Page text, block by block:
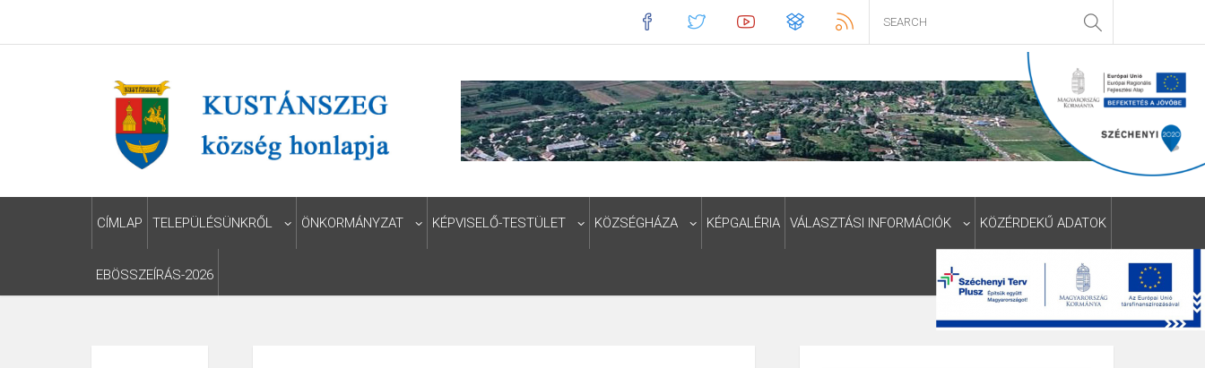
CÍMLAP TELEPÜLÉSÜNKRŐL ÖNKORMÁNYZAT KÉPVISELŐ-TESTÜLET KÖZSÉGHÁZA KÉPGALÉRIA VÁLASZTÁSI INFORMÁCIÓK KÖZÉRDEKŰ ADATOK
EBÖSSZEÍRÁS-2026